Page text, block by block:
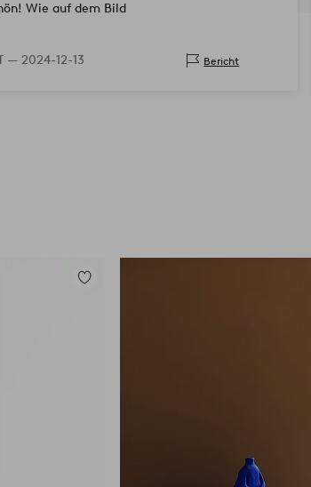
Wie auf dem Bild
— 2024-12-13 Bericht
Zu